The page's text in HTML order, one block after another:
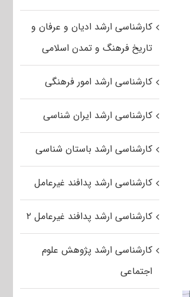
کارشناسی ارشد ادیان و عرفان و
تاریخ فرهنگ و تمدن اسلامی
کارشناسی ارشد امور فرهنگی
کارشناسی ارشد ایران شناسی
کارشناسی ارشد باستان شناسی
کارشناسی ارشد پدافند غیرعامل
کارشناسی ارشد پدافند غیرعامل ۲
کارشناسی ارشد پژوهش علوم
اجتماعی